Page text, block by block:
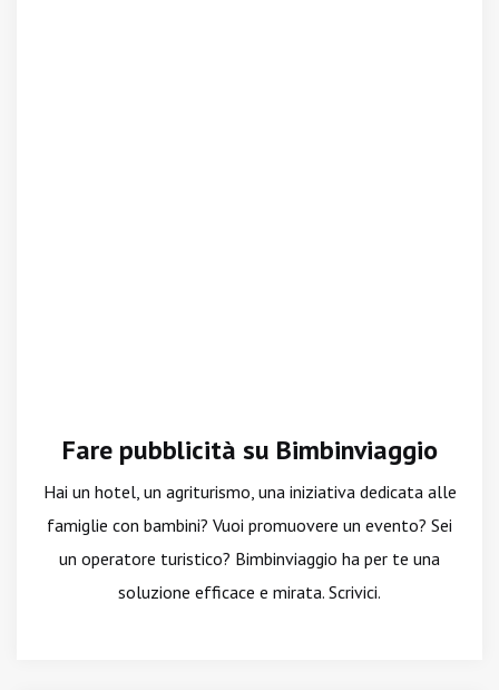
Fare pubblicità su Bimbinviaggio
Hai un hotel, un agriturismo, una iniziativa dedicata alle
famiglie con bambini? Vuoi promuovere un evento? Sei
un operatore turistico? Bimbinviaggio ha per te una
soluzione efficace e mirata. Scrivici.